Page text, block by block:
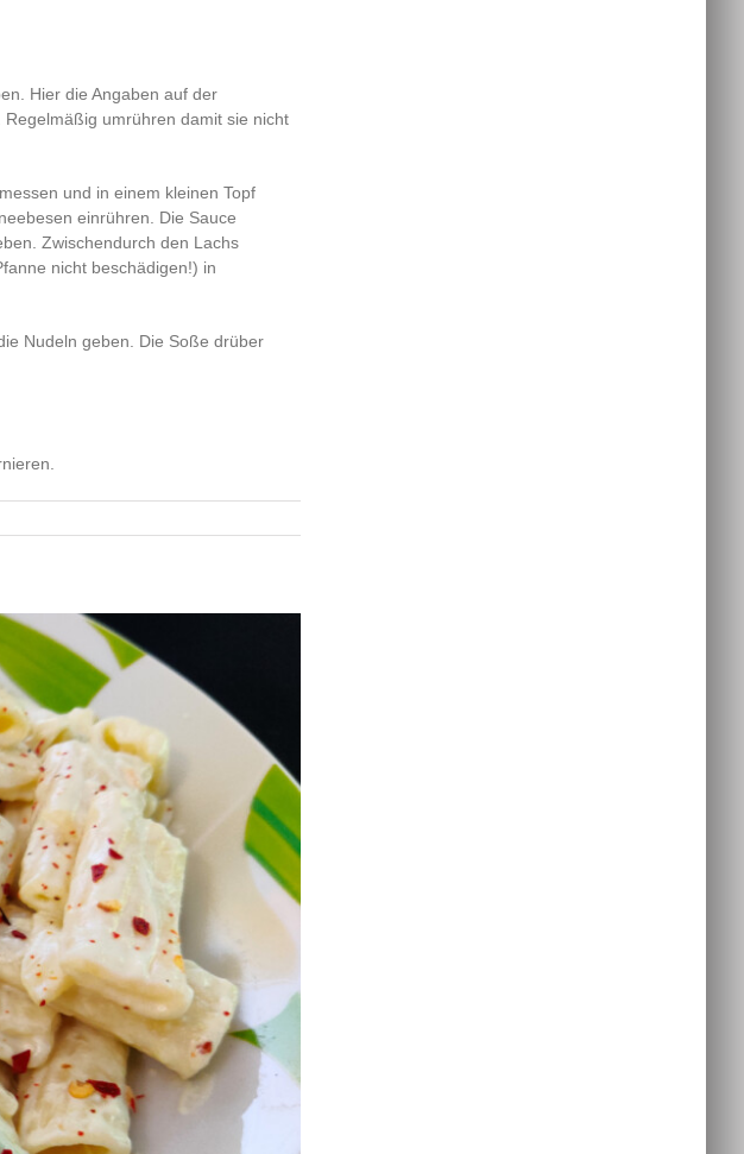
Hier die Angaben auf der
umrühren damit sie nicht
und in einem kleinen Topf
einrühren. Die Sauce
Zwischendurch den Lachs
nicht beschädigen!) in
Nudeln geben. Die Soße drüber